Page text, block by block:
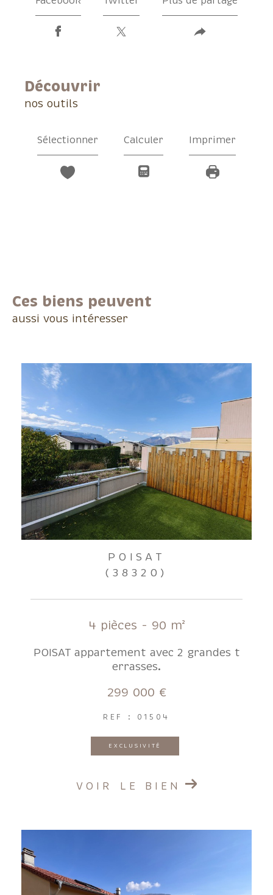
découvrir
nos outils
Sélectionner Calculer Imprimer
Ces biens peuvent
aussi vous intéresser
POISAT
(38320)
4 pièces - 90 m²
POISAT appartement avec 2 grandes t
errasses.
299 000 €
REF : 01504
EXCLUSIVITÉ
VOIR LE BIEN